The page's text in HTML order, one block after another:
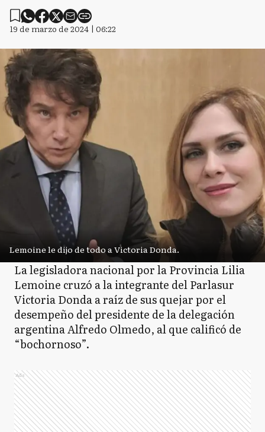
19 de marzo de 2024 | 06:22
Lemoine le dijo de todo a Victoria Donda.
La legisladora nacional por la Provincia Lilia
Lemoine cruzó a la integrante del Parlasur
Victoria Donda a raíz de sus quejar por el
desempeño del presidente de la delegación
argentina Alfredo Olmedo, al que calificó de
“bochornoso”.
Ads